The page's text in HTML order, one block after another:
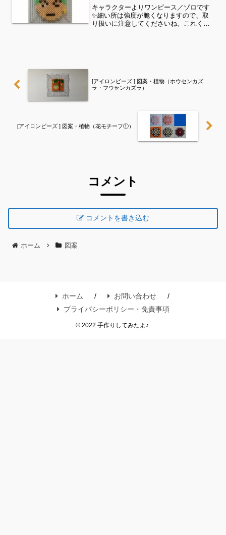
キャラクターよりワンピース／ゾロです
✨細い所は強度が脆くなりますので、取
り扱いに注意してくださいね。これくら
[アイロンビーズ ] 図案・植物（ホウセンカズ
ラ・フウセンカズラ）
[アイロンビーズ ] 図案・植物（花モチーフ①）
コメント
コメントを書き込む
ホーム 図案
ホーム
お問い合わせ
プライバシーポリシー・免責事項
© 2022 手作りしてみたよ♪.